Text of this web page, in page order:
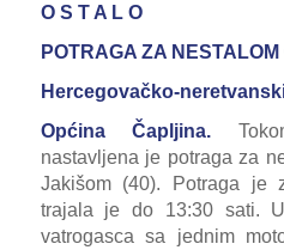
O S T A L O
POTRAGA ZA NESTALOM
Hercegovačko-
Općina Čapljina.
nastavljena je potraga za
Jakišom (40). Potraga je
trajala je do 13:30 sati.
vatrogasca sa jednim